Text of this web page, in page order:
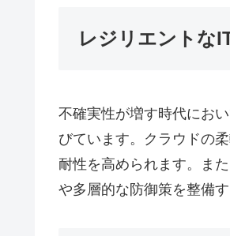
レジリエントな
不確実性が増す時代にお
びています。クラウドの
耐性を高められます。ま
や多層的な防御策を整備